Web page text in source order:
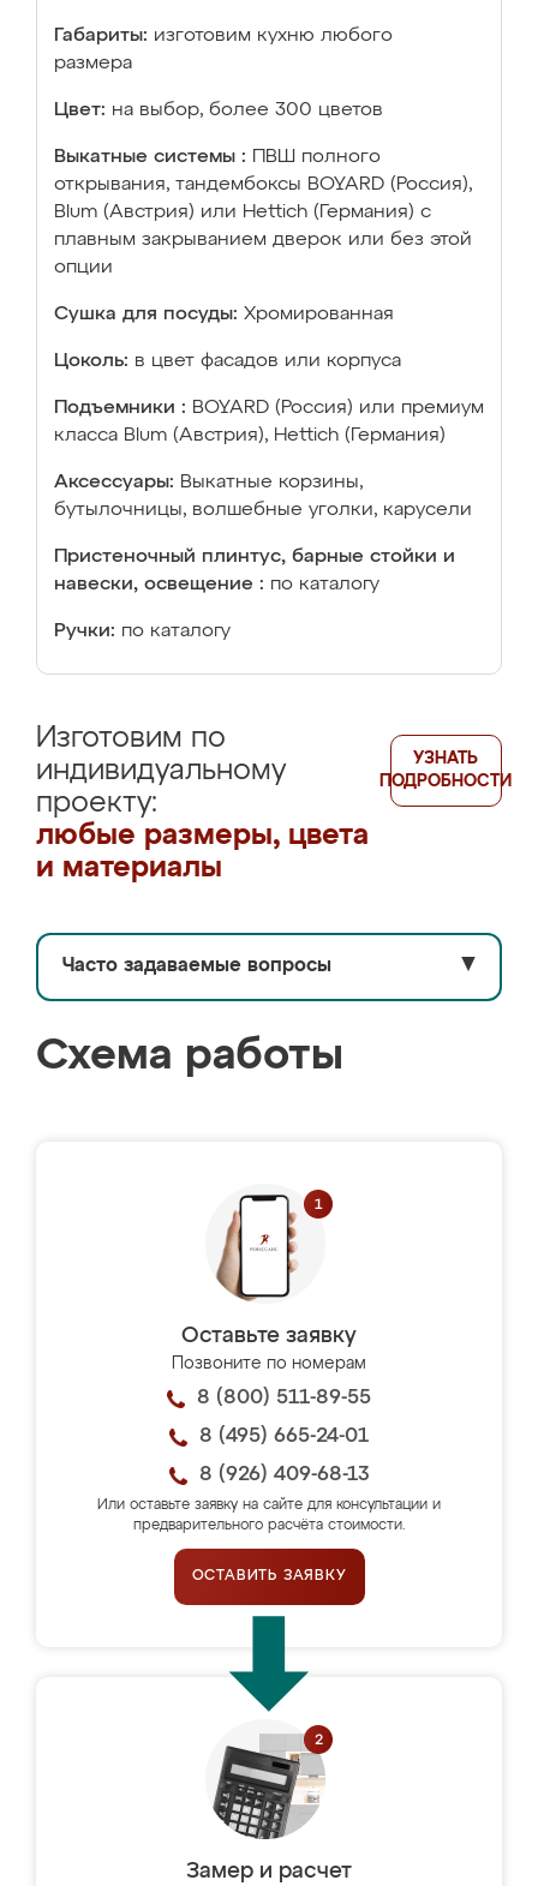
Габариты: изготовим кухню любого
размера
Цвет: на выбор, более 300 цветов
Выкатные системы :
ПВШ полного
открывания, тандембоксы BOYARD (Россия),
Blum (Австрия) или Hettich (Германия) с
плавным закрыванием дверок или без этой
опции
Сушка для посуды: Хромированная
Цоколь: в цвет фасадов или корпуса
Подъемники : BOYARD (Россия) или премиум
класса Blum (Австрия), Hettich (Германия)
Аксессуары: Выкатные корзины,
бутылочницы, волшебные уголки, карусели
Пристеночный плинтус, барные стойки и
навески, освещение : по каталогу
Ручки: по каталогу
Изготовим по
индивидуальному
проекту:
любые размеры, цвета
и материалы
УЗНАТЬ
ПОДРОБНОСТИ
Часто задаваемые вопросы ▼
Схема работы
Оставьте заявку
Позвоните по номерам
8 (800) 511-89-55
8 (495) 665-24-01
8 (926) 409-68-13
Или оставьте заявку на сайте для консультации и
предварительного расчёта стоимости.
ОСТАВИТЬ ЗАЯВКУ
Замер и расчет